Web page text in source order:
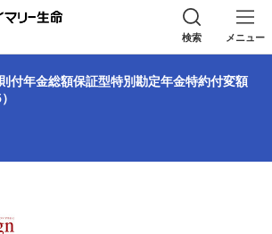
三井住友海上プ
検索 メニュー
付年金総額保証型特別勘定年金特約付変額